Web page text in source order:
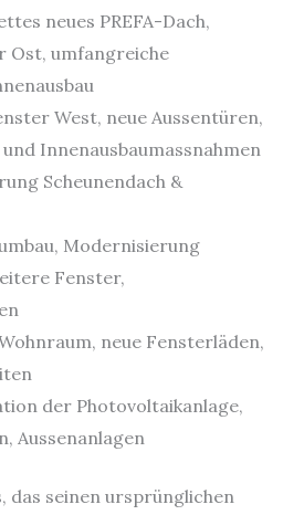
neues PREFA-Dach,
Ost, umfangreiche
West, neue Aussentüren,
Innenausbaumassnahmen
Scheunendach &
Modernisierung
Fenster,
neue Fensterläden,
der Photovoltaikanlage,
Aussenanlagen
das seinen ursprünglichen